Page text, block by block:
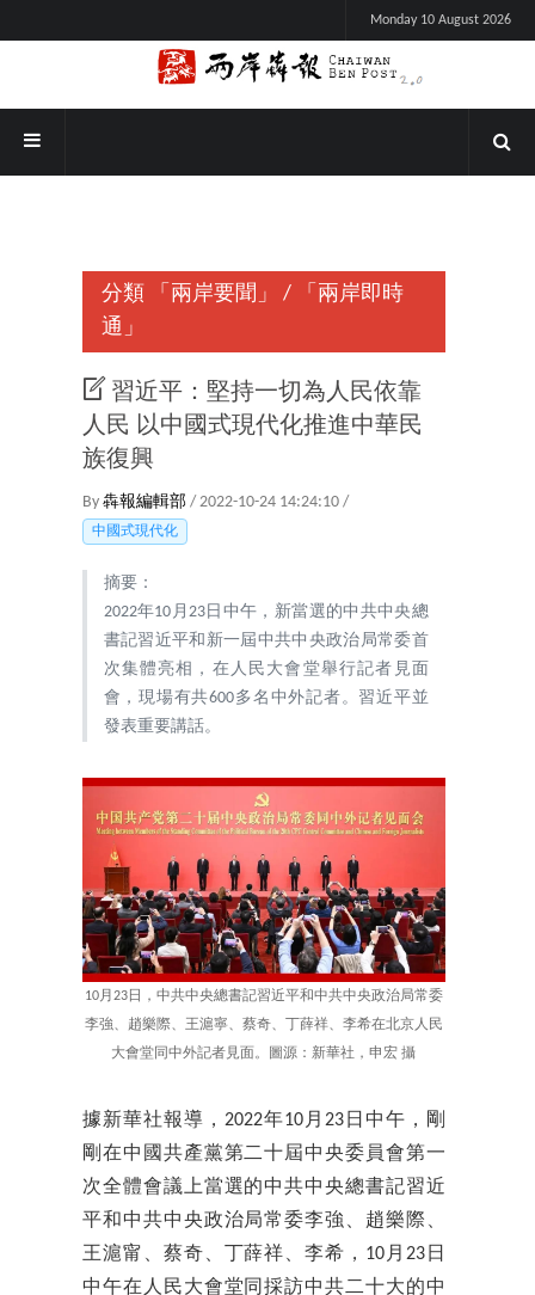
Monday 10 August 2026
分類 「兩岸要聞」 /
「兩岸即時
通」
習近平：堅持一切為人民依靠
人民 以中國式現代化推進中華民
族復興
By 犇報編輯部 / 2022-10-24 14:24:10 /
中國式現代化
摘要：
2022年10月23日中午，新當選的中共中央總
書記習近平和新一屆中共中央政治局常委首
次集體亮相，在人民大會堂舉行記者見面
會，現場有共600多名中外記者。習近平並
發表重要講話。
10月23日，中共中央總書記習近平和中共中央政治局常委
李強、趙樂際、王滬寧、蔡奇、丁薛祥、李希在北京人民
大會堂同中外記者見面。圖源：新華社，申宏 攝
據新華社報導，2022年10月23日中午，剛
剛在中國共產黨第二十屆中央委員會第一
次全體會議上當選的中共中央總書記習近
平和中共中央政治局常委李強、趙樂際、
王滬甯、蔡奇、丁薛祥、李希，10月23日
中午在人民大會堂同採訪中共二十大的中